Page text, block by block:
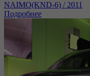
NAIMO(KND-6) / 2011
Подробнее